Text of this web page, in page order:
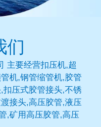
们
主要经营扣压机,超
机,钢管缩管机,胶管
压式胶管接头,不锈
接头,高压胶管,液压
,矿用高压胶管,高压